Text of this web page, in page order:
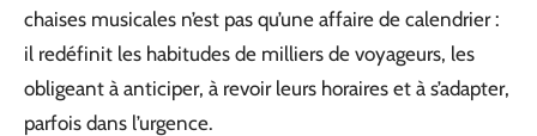
chaises musicales n’est pas qu’une affaire de calendrier :
il redéfinit les habitudes de milliers de voyageurs, les
obligeant à anticiper, à revoir leurs horaires et à s’adapter,
parfois dans l’urgence.